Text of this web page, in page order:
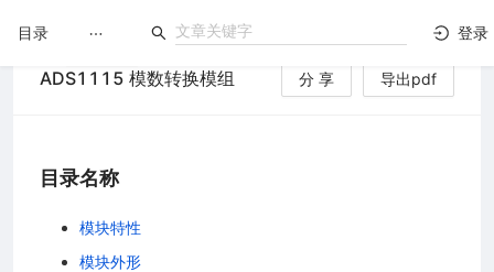
登录
目录
ADS1115 模数转换模组 分 享 导出pdf
目录名称
模块特性
模块外形